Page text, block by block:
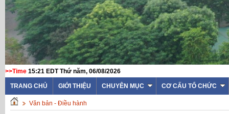
>>Time 15:21 EDT Thứ năm, 06/08/2026
TRANG CHỦ GIỚI THIỆU CHUYÊN MỤC CƠ CẤU TỔ CHỨC
Văn bản - Điều hành